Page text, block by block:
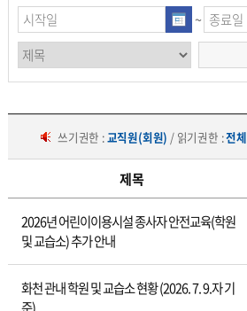
~
쓰기권한 :교직원(회원) / 읽기권한 :전체
원/
습
제목
2026년 어린이이용시설 종사자 안전교육(학원
및 교습소) 추가 안내
화천 관내 학원 및 교습소 현황 (2026. 7. 9.자 기